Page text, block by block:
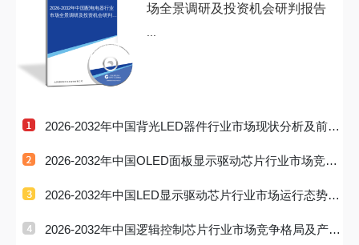
2026-2032年中国配电电器行业
市场全景调研及投资机会研判报
场全景调研及投资机会研判报告
2026-2032年中国背光LED器件行业市场现状分析及前景
战略研判报告
2026-2032年中国OLED面板显示驱动芯片行业市场竞争
现状及投资趋
2026-2032年中国LED显示驱动芯片行业市场运行态势及
投资前景研判
2026-2032年中国逻辑控制芯片行业市场竞争格局及产业